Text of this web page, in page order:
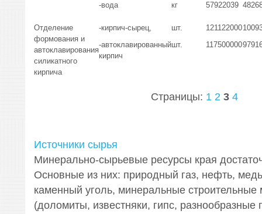
-вода
кг
57922039
Отделение
формования и
автоклавирования
силикатного
кирпича
-кирпич-сырец,
-автоклавированный
кирпич
шт.
шт.
121122000
117500000
Страницы: 1 2 3 4
Источники сырья
Минерально-сырьевые ресурсы края
Основные из них: природный газ, нефть,
каменный уголь, минеральные строительные
(доломиты, известняки, гипс, разнообразные